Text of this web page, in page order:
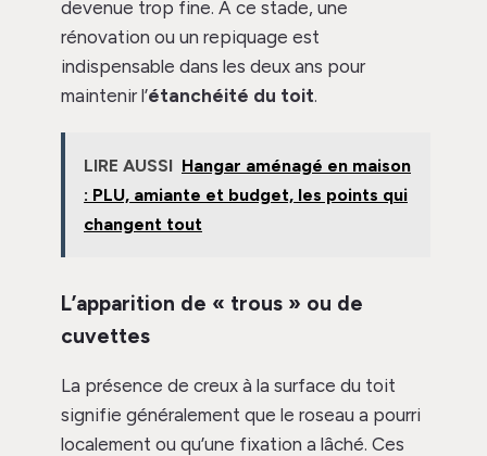
devenue trop fine. À ce stade, une
rénovation ou un repiquage est
indispensable dans les deux ans pour
maintenir l’étanchéité du toit.
LIRE AUSSI Hangar aménagé en maison
: PLU, amiante et budget, les points qui
changent tout
L’apparition de « trous » ou de
cuvettes
La présence de creux à la surface du toit
signifie généralement que le roseau a pourri
localement ou qu’une fixation a lâché. Ces